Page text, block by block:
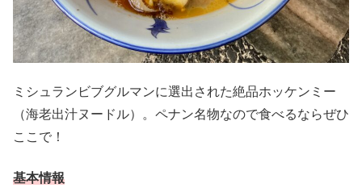
ミシュランビブグルマンに選出された絶品ホッケンミー
（海老出汁ヌードル）。ペナン名物なので食べるならぜひ
ここで！
基本情報